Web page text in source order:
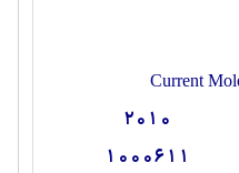
Current
2010
1000611